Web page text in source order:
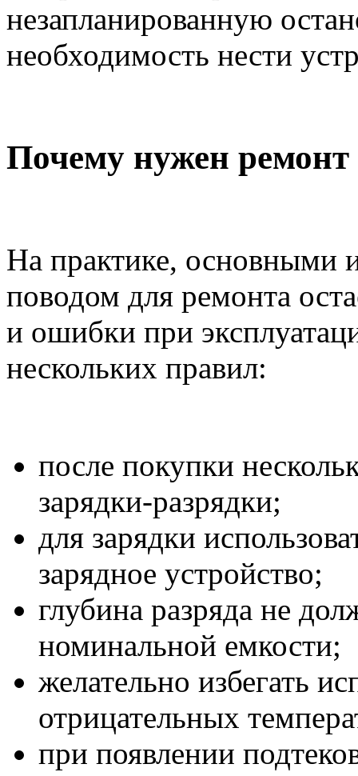
незапланированную
необходимость нести
Почему нужен ремонт
На практике, основными
поводом для ремонта
и ошибки при
нескольких правил:
после покупки
зарядки-разрядки;
для зарядки
зарядное устройство;
глубина разряда не
номинальной емкости;
желательно избегать
отрицательных
при появлении